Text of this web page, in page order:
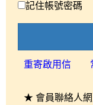
記住帳號密碼
重寄啟用信
★ 會員聯絡人